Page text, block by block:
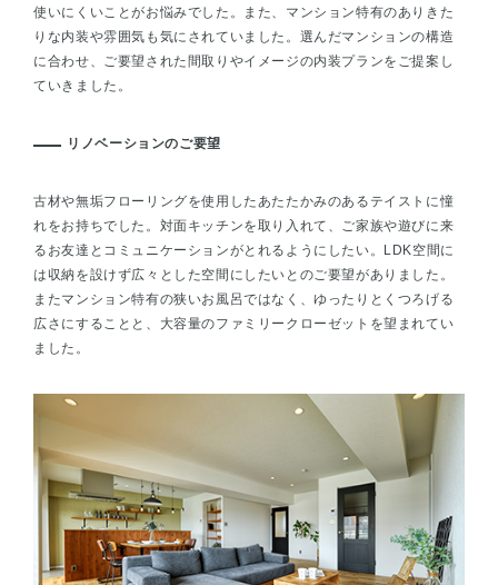
使いにくいことがお悩みでした。また、マンション特有のありきた
りな内装や雰囲気も気にされていました。選んだマンションの構造
に合わせ、ご要望された間取りやイメージの内装プランをご提案し
ていきました。
リノベーションのご要望
古材や無垢フローリングを使用したあたたかみのあるテイストに憧
れをお持ちでした。対面キッチンを取り入れて、ご家族や遊びに来
るお友達とコミュニケーションがとれるようにしたい。LDK空間に
は収納を設けず広々とした空間にしたいとのご要望がありました。
またマンション特有の狭いお風呂ではなく、ゆったりとくつろげる
広さにすることと、大容量のファミリークローゼットを望まれてい
ました。